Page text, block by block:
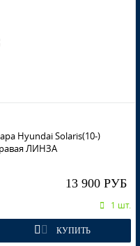
Hyundai Solaris(10-)
ЛИНЗА
13 900 РУБ
1 шт.
КУПИТЬ